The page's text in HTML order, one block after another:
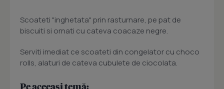
Scoateti "inghetata" prin rasturnare, pe pat de
biscuiti si ornati cu cateva coacaze negre.
Serviti imediat ce scoateti din congelator cu choco
rolls, alaturi de cateva cubulete de ciocolata.
Pe aceeași temă: